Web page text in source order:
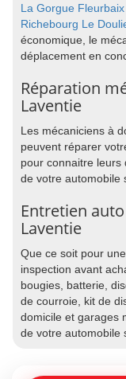
La Gorgue Fleurbaix
Richebourg Le
économique, le
déplacement en
Réparation
Laventie
Les mécaniciens à
peuvent réparer
pour connaitre leurs
de votre automobile
Entretien
Laventie
Que ce soit pour
inspection avant
bougies, batterie,
de courroie, kit de
domicile et garages
de votre automobile